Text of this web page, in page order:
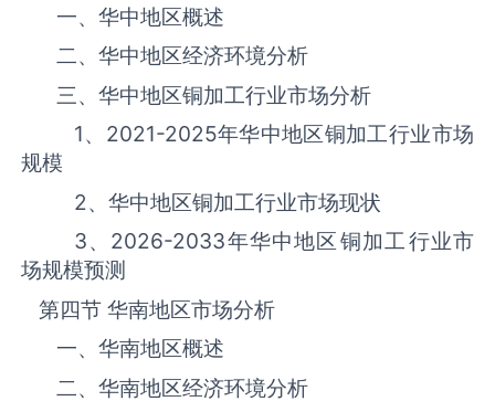
一、华中地区概述
二、华中地区经济环境分析
三、华中地区‌‌‌‌‌‌‌铜加工‌‌‌‌‌‌‌‌‌‌‌‌‌‌‌‌‌‌‌行业市场分析
1、 2021-2025年华中地区‌‌‌‌‌‌‌铜加工‌‌‌‌‌‌‌‌‌‌‌‌‌‌‌‌‌‌‌行业市场
规模
2、华中地区‌‌‌‌‌‌‌铜加工‌‌‌‌‌‌‌‌‌‌‌‌‌‌‌‌‌‌‌行业市场现状
3、 2026-2033年华中地区‌‌‌‌‌‌‌铜加工‌‌‌‌‌‌‌‌‌‌‌‌‌‌‌‌‌‌‌行业市
场规模预测
第四节 华南地区市场分析
一、华南地区概述
二、华南地区经济环境分析